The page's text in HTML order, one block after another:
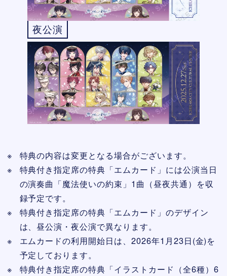
夜公演
特典の内容は変更となる場合がございます。
特典付き指定席の特典「エムカード」には公演当日
の演奏曲「魔法使いの約束」1曲（昼夜共通）を収
録予定です。
特典付き指定席の特典「エムカード」のデザイン
は、昼公演・夜公演で異なります。
エムカードの利用開始日は、2026年1月23日(金)を
予定しております。
特典付き指定席の特典「イラストカード（全6種）6